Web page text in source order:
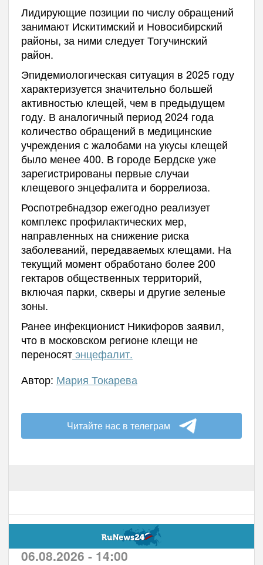
Лидирующие позиции по числу обращений
занимают Искитимский и Новосибирский
районы, за ними следует Тогучинский
район.
Эпидемиологическая ситуация в 2025 году
характеризуется значительно большей
активностью клещей, чем в предыдущем
году. В аналогичный период 2024 года
количество обращений в медицинские
учреждения с жалобами на укусы клещей
было менее 400. В городе Бердске уже
зарегистрированы первые случаи
клещевого энцефалита и боррелиоза.
Роспотребнадзор ежегодно реализует
комплекс профилактических мер,
направленных на снижение риска
заболеваний, передаваемых клещами. На
текущий момент обработано более 200
гектаров общественных территорий,
включая парки, скверы и другие зеленые
зоны.
Ранее инфекционист Никифоров заявил,
что в московском регионе клещи не
переносятэнцефалит.
Автор: Мария Токарева
Читайте нас в телеграм
06.08.2026 - 14:00